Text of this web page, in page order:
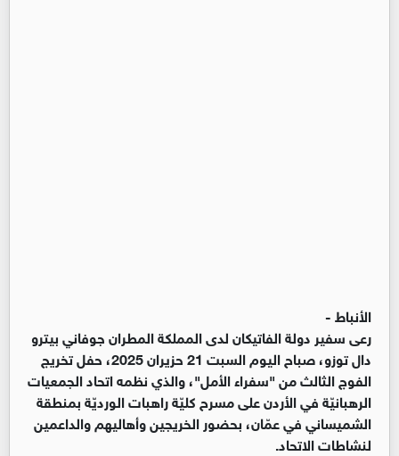
الأنباط -
رعى سفير دولة الفاتيكان لدى المملكة المطران جوفاني بيترو
دال توزو، صباح اليوم السبت 21 حزيران 2025، حفل تخريج
الفوج الثالث من "سفراء الأمل"، والذي نظمه اتحاد الجمعيات
الرهبانيّة في الأردن على مسرح كليّة راهبات الورديّة بمنطقة
الشميساني في عمّان، بحضور الخريجين وأهاليهم والداعمين
لنشاطات الاتحاد.